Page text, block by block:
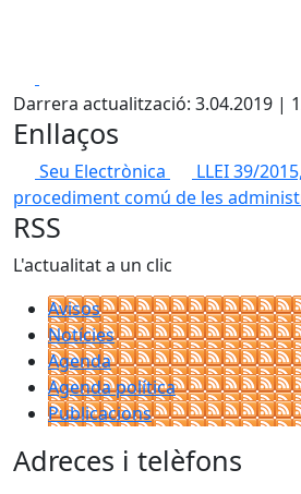
Darrera actualització: 3.04.2019 |
Enllaços
Seu Electrònica
LLEI 39/
procediment comú de les
RSS
L'actualitat a un clic
Avisos
Notícies
Agenda
Agenda política
Publicacions
Adreces i telèfons